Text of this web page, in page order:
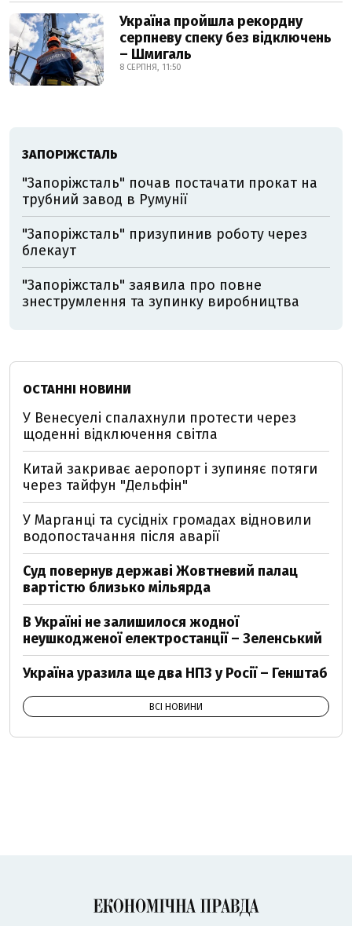
Україна пройшла рекордну
серпневу спеку без відключень
– Шмигаль
8 СЕРПНЯ, 11:50
ЗАПОРІЖСТАЛЬ
"Запоріжсталь" почав постачати прокат на
трубний завод в Румунії
"Запоріжсталь" призупинив роботу через
блекаут
"Запоріжсталь" заявила про повне
знеструмлення та зупинку виробництва
ОСТАННІ НОВИНИ
У Венесуелі спалахнули протести через
щоденні відключення світла
Китай закриває аеропорт і зупиняє потяги
через тайфун "Дельфін"
У Марганці та сусідніх громадах відновили
водопостачання після аварії
Суд повернув державі Жовтневий палац
вартістю близько мільярда
В Україні не залишилося жодної
неушкодженої електростанції – Зеленський
Україна уразила ще два НПЗ у Росії – Генштаб
ВСІ НОВИНИ